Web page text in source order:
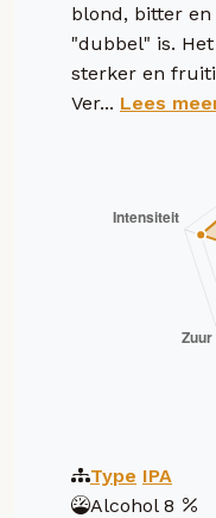
blond, bitter
"dubbel" is.
sterker en
Ver... Lees
Type IPA
Alcohol 8